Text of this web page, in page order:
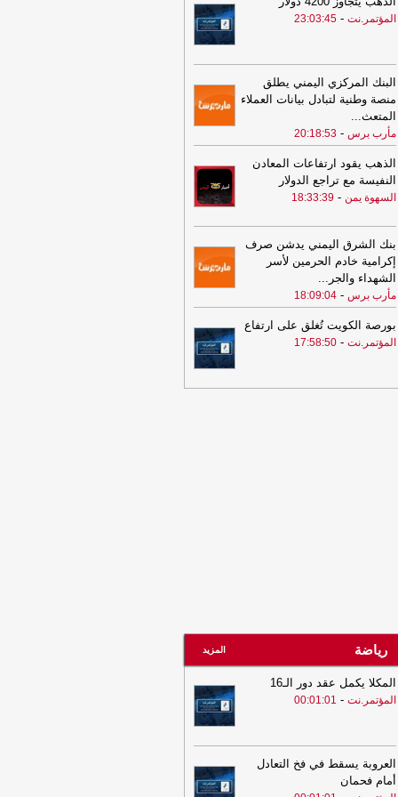
لمواجهة التحديات وحماية الوطن-
برس
خبر سار.. بدء صرف مرتبات
وصفر في صنعاء-المؤتمر.نت
22:21
عـاجـل.. إعـلان صادر عن القوات
اليمنية-المؤتمر.نت
22:01 المكلا يكمل عقد دور الـ16
21:31
العروبة يسقط في فخ التعادل
فحمان - المؤتمر.نت
قيادة القوات الجوية وتعزز هيكلة
المركزي لأمن الدولة
21:22
عاجل: قرارات جمهورية تعيد
قيادة القوات الجوية وتعزز هيكلة
21:11
قرارات رئاسية بتعيينات في
الجوية وأمن الدولة ومستشارين
المؤتمر.نت -
23:03:45
البنك المركزي اليمني يطلق
منصة وطنية لتبادل بيانات العملاء
المتعث...
مأرب برس -
20:18:53
الذهب يقود ارتفاعات المعادن
النفيسة مع تراجع الدولار
السهوة يمن -
18:33:39
بنك الشرق اليمني يدشن صرف
إكرامية خادم الحرمين لأسر
الشهداء والجر ...
مأرب برس -
18:09:04
بورصة الكويت تُغلق على ارتفاع
المؤتمر.نت -
17:58:50
رياضة المزيد
المكلا يكمل عقد دور الـ16
المؤتمر.نت -
00:01:01
العروبة يسقط في فخ التعادل
أمام فحمان